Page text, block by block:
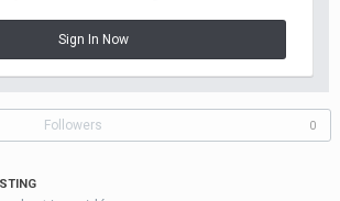
Sign In Now
Followers 0